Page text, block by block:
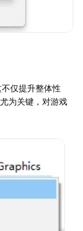
仅提升整体性
为关键，对游戏